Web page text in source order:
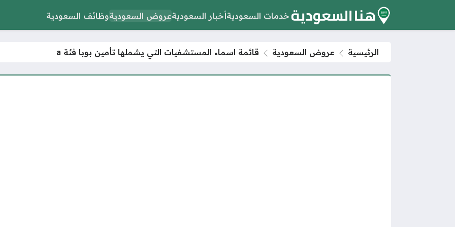
خدمات السعوديةأخبار السعوديةعروض السعوديةوظائف السعودية
الرئيسية عروض السعودية قائمة اسماء المستشفيات التي يشملها تأمين بوبا فئة a